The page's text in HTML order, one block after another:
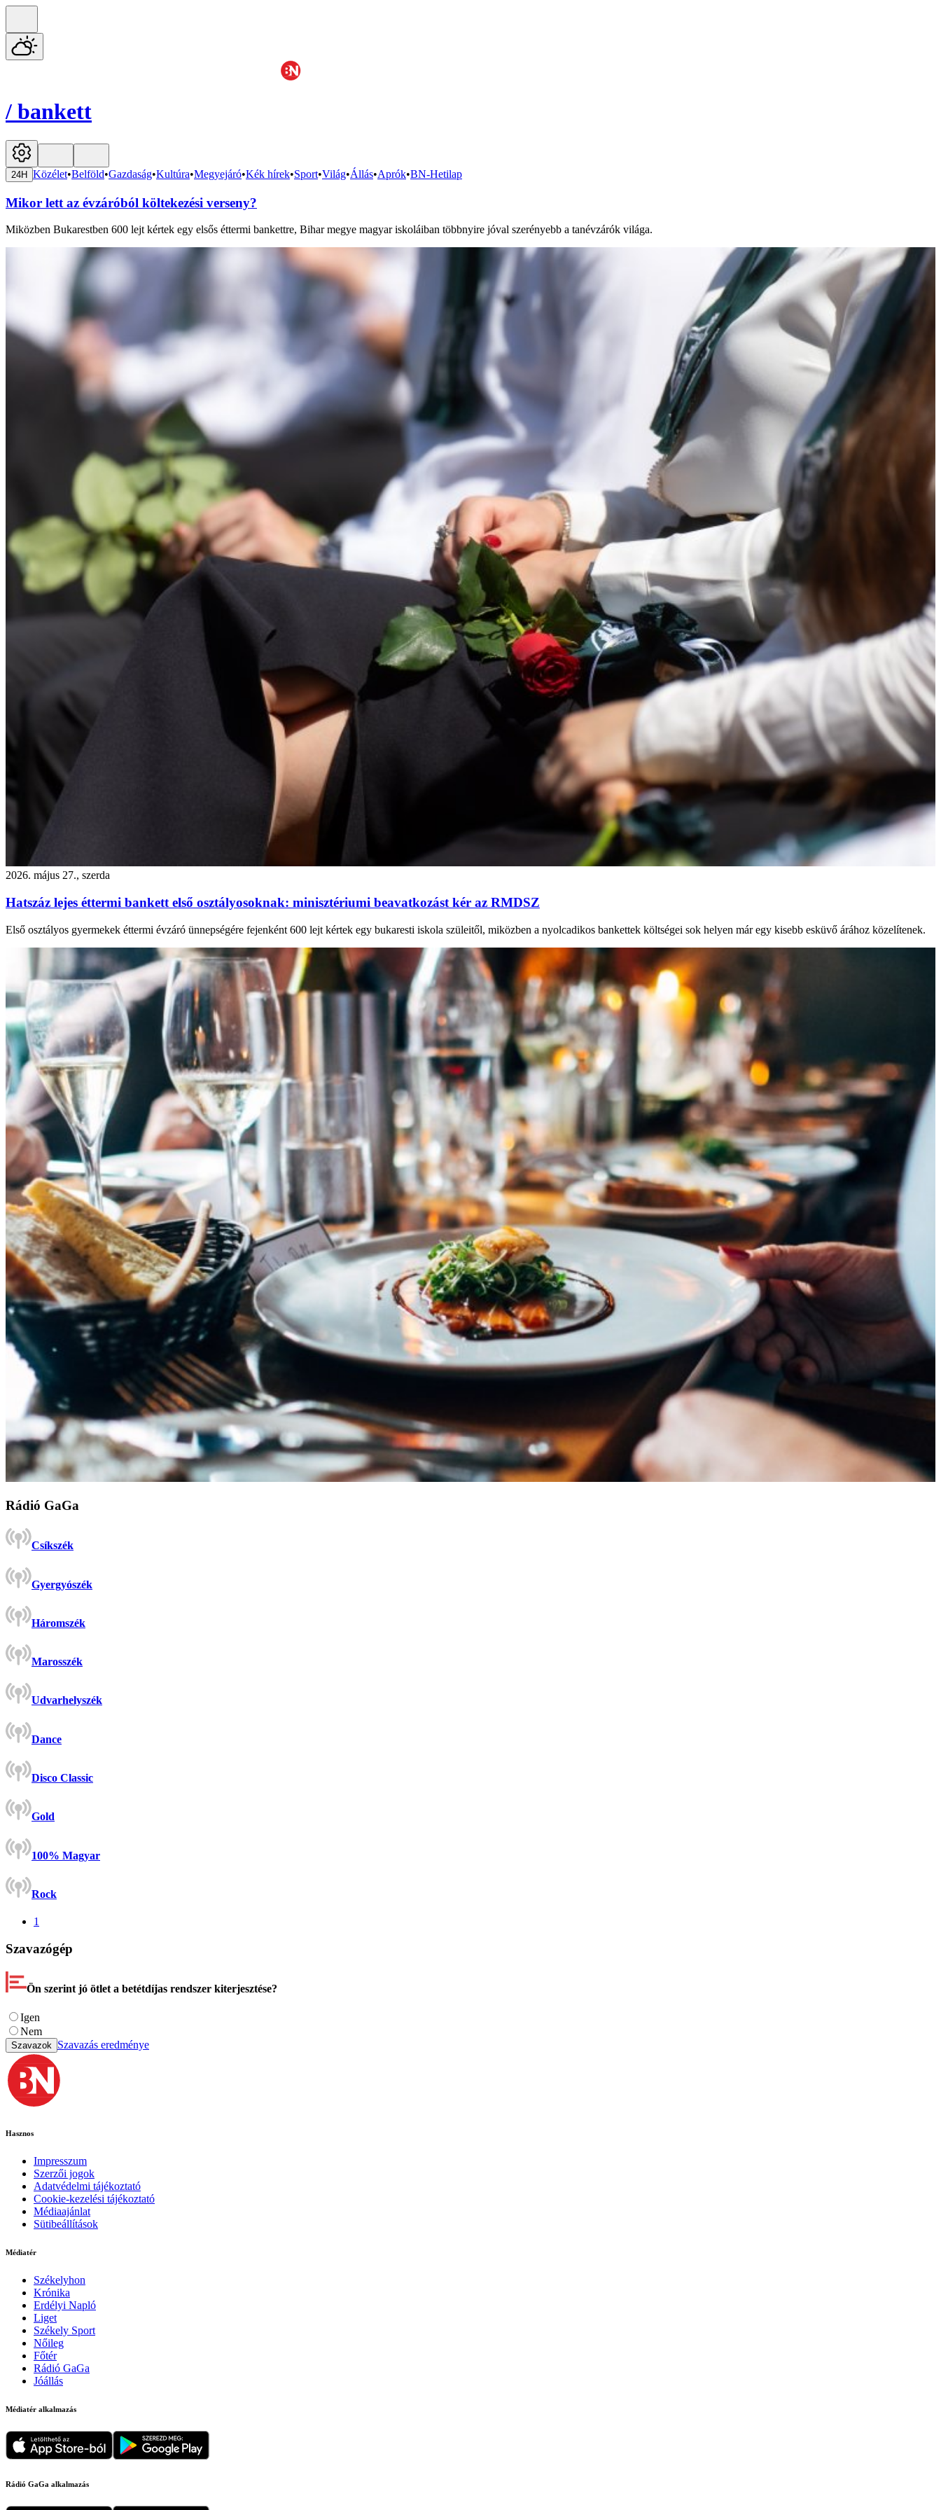
/ bankett
24H Közélet•Belföld•Gazdaság•Kultúra•Megyejáró•Kék hírek•Sport•Világ•Állás•Aprók•BN-Hetilap
Mikor lett az évzáróból költekezési verseny?
Miközben Bukarestben 600 lejt kértek egy elsős éttermi bankettre, Bihar megye magyar iskoláiban többnyire jóval szerényebb a tanévzárók világa.
2026. május 27., szerda
Hatszáz lejes éttermi bankett első osztályosoknak: minisztériumi beavatkozást kér az RMDSZ
Első osztályos gyermekek éttermi évzáró ünnepségére fejenként 600 lejt kértek egy bukaresti iskola szüleitől, miközben a nyolcadikos bankettek költségei sok helyen már egy kisebb esküvő árához közelítenek.
Rádió GaGa
Csíkszék
Gyergyószék
Háromszék
Marosszék
Udvarhelyszék
Dance
Disco Classic
Gold
100% Magyar
Rock
1
Szavazógép
Ön szerint jó ötlet a betétdíjas rendszer kiterjesztése?
Igen
Nem
Szavazok Szavazás eredménye
Hasznos
Impresszum
Szerzői jogok
Adatvédelmi tájékoztató
Cookie-kezelési tájékoztató
Médiaajánlat
Sütibeállítások
Médiatér
Székelyhon
Krónika
Erdélyi Napló
Liget
Székely Sport
Nőileg
Főtér
Rádió GaGa
Jóállás
Médiatér alkalmazás
Rádió GaGa alkalmazás